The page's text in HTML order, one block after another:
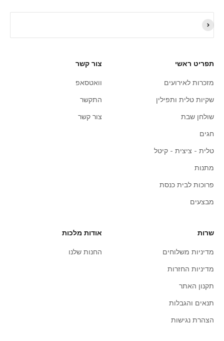
תפריט ראשי
מזכרות לאירועים
שקיות טלית ותפילין
שולחן שבת
חגים
טלית - ציצית - קיטל
מתנות
פרוכות לבית כנסת
מבצעים
צור קשר
וואטסאפ
התקשר
צור קשר
שרות
מדיניות משלוחים
מדיניות החזרות
תקנון האתר
תנאים והגבלות
הצהרת נגישות
אודות מלכות
החנות שלנו